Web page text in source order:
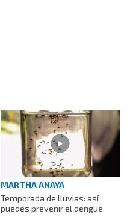
MARTHA ANAYA
Temporada de lluvias: así
puedes prevenir el dengue